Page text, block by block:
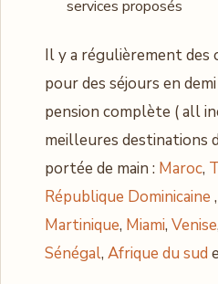
services proposés
Il y a régulièrement des
pour des séjours en
pension complète ( all
meilleures destinations
portée de main : Maroc,
République Dominicaine ,
Martinique, Miami, Venise,
Sénégal, Afrique du sud